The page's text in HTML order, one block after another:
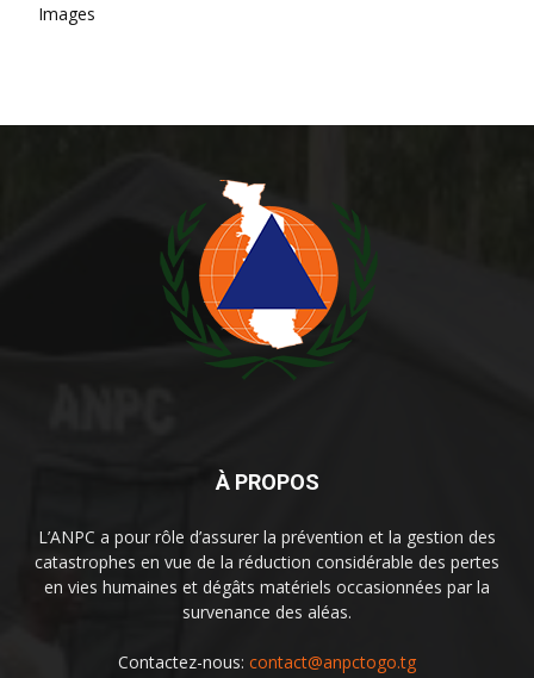
Images
À PROPOS
L’ANPC a pour rôle d’assurer la prévention et la gestion des
catastrophes en vue de la réduction considérable des pertes
en vies humaines et dégâts matériels occasionnées par la
survenance des aléas.
Contactez-nous: contact@anpctogo.tg